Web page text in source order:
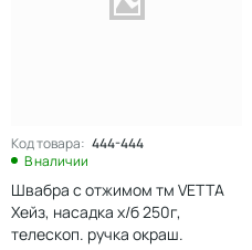
Код товара: 444-444
В наличии
Швабра с отжимом тм VETTA
Хейз, насадка х/б 250г,
телескоп. ручка окраш.